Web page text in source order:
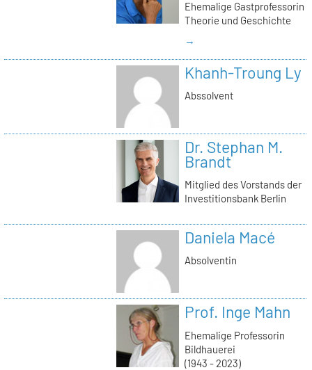
Ehemalige Gastprofessorin
Theorie und Geschichte
→
Khanh-Troung Ly
Abssolvent
Dr. Stephan M.
Brandt
Mitglied des Vorstands der
Investitionsbank Berlin
Daniela Macé
Absolventin
Prof. Inge Mahn
Ehemalige Professorin
Bildhauerei
(1943 - 2023)